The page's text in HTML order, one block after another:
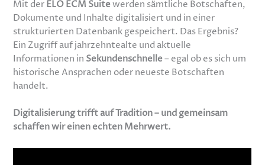
Mit der ELO ECM Suite werden sämtliche Botschaften,
Dokumente und Inhalte digitalisiert und in einer
strukturierten Datenbank gespeichert. Das Ergebnis?
Ein Zugriff auf jahrzehntealte und aktuelle
Informationen in Sekundenschnelle – egal ob es sich um
historische Ansprachen oder neueste Botschaften
handelt.
Digitalisierung trifft auf Tradition – und gemeinsam
schaffen wir einen echten Mehrwert.